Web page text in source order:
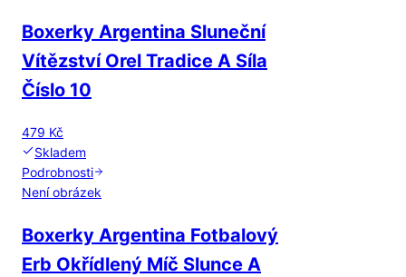
Boxerky Argentina Sluneční
Vítězství Orel Tradice A Síla
Číslo 10
479 Kč
Skladem
Podrobnosti
Není obrázek
Boxerky Argentina Fotbalový
Erb Okřídlený Míč Slunce A